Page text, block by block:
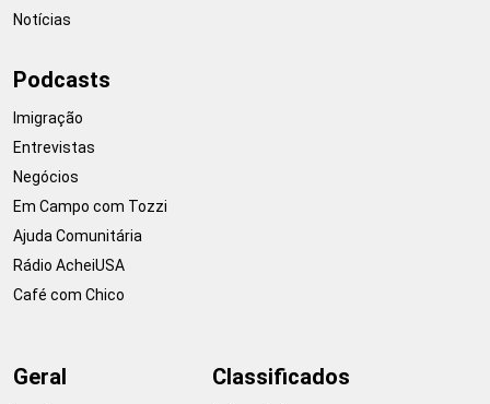
Notícias
Podcasts
Imigração
Entrevistas
Negócios
Em Campo com Tozzi
Ajuda Comunitária
Rádio AcheiUSA
Café com Chico
Geral Classificados